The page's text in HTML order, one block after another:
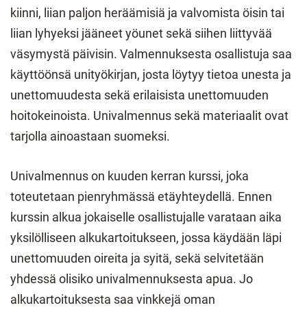
kiinni, liian paljon heräämisiä ja valvomista öisin tai
liian lyhyeksi jääneet yöunet sekä siihen liittyvää
väsymystä päivisin. Valmennuksesta osallistuja saa
käyttöönsä unityökirjan, josta löytyy tietoa unesta ja
unettomuudesta sekä erilaisista unettomuuden
hoitokeinoista. Univalmennus sekä materiaalit ovat
tarjolla ainoastaan suomeksi.
Univalmennus on kuuden kerran kurssi, joka
toteutetaan pienryhmässä etäyhteydellä. Ennen
kurssin alkua jokaiselle osallistujalle varataan aika
yksilölliseen alkukartoitukseen, jossa käydään läpi
unettomuuden oireita ja syitä, sekä selvitetään
yhdessä olisiko univalmennuksesta apua. Jo
alkukartoituksesta saa vinkkejä oman